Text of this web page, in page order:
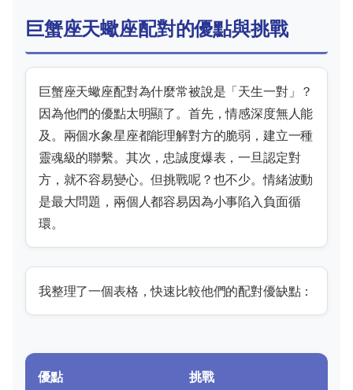
巨蟹座天蠍座配對的優點與挑戰
巨蟹座天蠍座配對為什麼常被說是「天生一對」？
因為他們的優點太明顯了。首先，情感深度無人能
及。兩個水象星座都能理解對方的脆弱，建立一種
靈魂級的聯繫。其次，忠誠度爆表，一旦認定對
方，就不容易變心。但挑戰呢？也不少。情緒波動
是最大問題，兩個人都容易因為小事陷入負面循
環。
我整理了一個表格，快速比較他們的配對優缺點：
優點 挑戰